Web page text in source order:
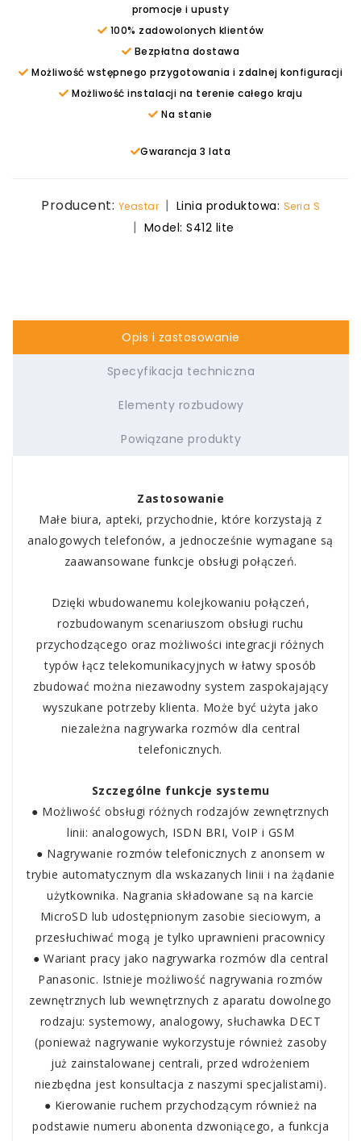
promocje i upusty
100% zadowolonych klientów
Bezpłatna dostawa
Możliwość wstępnego przygotowania i zdalnej konfiguracji
Możliwość instalacji na terenie całego kraju
Na stanie
Gwarancja 3 lata
Producent: Yeastar Linia produktowa: Seria S
Model:S412 lite
Opis i zastosowanie
Specyfikacja techniczna
Elementy rozbudowy
Powiązane produkty
Zastosowanie
Małe biura, apteki, przychodnie, które korzystają z
analogowych telefonów, a jednocześnie wymagane są
zaawansowane funkcje obsługi połączeń.
Dzięki wbudowanemu kolejkowaniu połączeń,
rozbudowanym scenariuszom obsługi ruchu
przychodzącego oraz możliwości integracji różnych
typów łącz telekomunikacyjnych w łatwy sposób
zbudować można niezawodny system zaspokajający
wyszukane potrzeby klienta. Może być użyta jako
niezależna nagrywarka rozmów dla central
telefonicznych.
Szczególne funkcje systemu
● Możliwość obsługi różnych rodzajów zewnętrznych
linii: analogowych, ISDN BRI, VoIP i GSM
● Nagrywanie rozmów telefonicznych z anonsem w
trybie automatycznym dla wskazanych linii i na żądanie
użytkownika. Nagrania składowane są na karcie
MicroSD lub udostępnionym zasobie sieciowym, a
przesłuchiwać mogą je tylko uprawnieni pracownicy
● Wariant pracy jako nagrywarka rozmów dla central
Panasonic. Istnieje możliwość nagrywania rozmów
zewnętrznych lub wewnętrznych z aparatu dowolnego
rodzaju: systemowy, analogowy, słuchawka DECT
(ponieważ nagrywanie wykorzystuje również zasoby
już zainstalowanej centrali, przed wdrożeniem
niezbędna jest konsultacja z naszymi specjalistami).
● Kierowanie ruchem przychodzącym również na
podstawie numeru abonenta dzwoniącego, a funkcja